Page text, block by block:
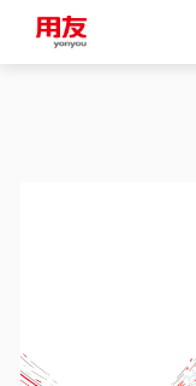
Europe